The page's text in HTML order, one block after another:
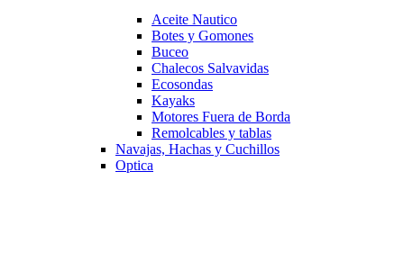
Aceite Nautico
Botes y Gomones
Buceo
Chalecos Salvavidas
Ecosondas
Kayaks
Motores Fuera de Borda
Remolcables y tablas
Navajas, Hachas y Cuchillos
Optica